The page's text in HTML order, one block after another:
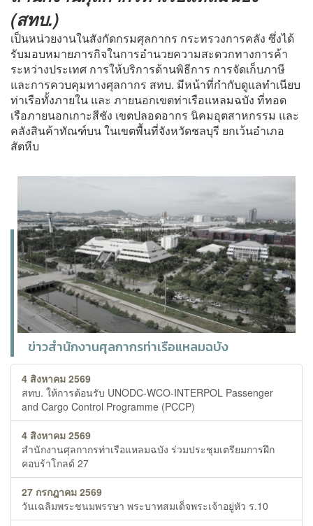
(สทบ.)
เป็นหน่วยงานในสังกัดกรมศุลกากร กระทรวงการคลัง ซึ่งได้
รับมอบหมายภารกิจในการอำนวยความสะดวกทางการค้า
ระหว่างประเทศ การให้บริการด้านพิธีการ การจัดเก็บภาษี
และการควบคุมทางศุลกากร สทบ. มีหน้าที่กำกับดูแลทำเนียบ
ท่าเรือทั้งภายใน และ ภายนอกเขตท่าเรือแหลมฉบัง ที่ทอด
เรือภายนอกเกาะสีชัง เขตปลอดอากร นิคมอุตสาหกรรม และ
คลังสินค้าทัณฑ์บน ในเขตพื้นที่จังหวัดชลบุรี ยกเว้นอำเภอ
สัตหีบ
ข่าวสำนักงานศุลกากรท่าเรือแหลมฉบัง
4 สิงหาคม 2569
สทบ. ให้การต้อนรับ UNODC-WCO-INTERPOL Passenger
and Cargo Control Programme (PCCP)
4 สิงหาคม 2569
สำนักงานศุลกากรท่าเรือแหลมฉบัง ร่วมประชุมเตรียมการฝึก
คอบร้าโกลด์ 27
27 กรกฎาคม 2569
วันเฉลิมพระชนมพรรษา พระบาทสมเด็จพระเจ้าอยู่หัว ร.10